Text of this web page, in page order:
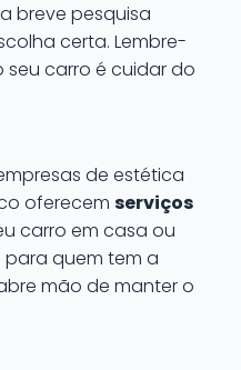
breve pesquisa
certa. Lembre-
carro é cuidar do
de estética
oferecem serviços
carro em casa ou
para quem tem a
mão de manter o